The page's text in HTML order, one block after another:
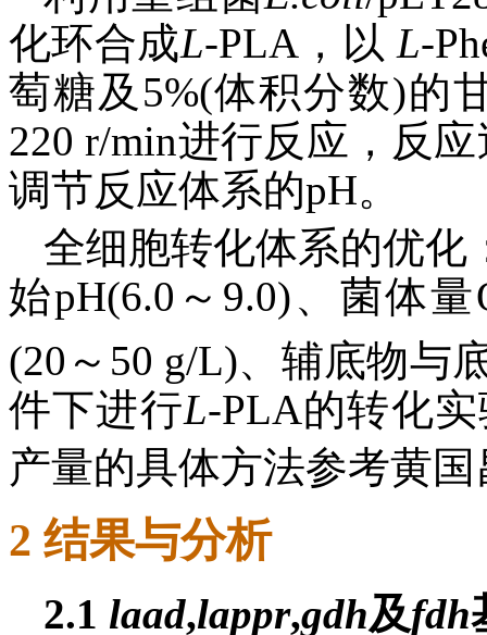
化环合成L-PLA，以 L-
萄糖及5%(体积分数)的
220 r/min进行反应，反
调节反应体系的pH。
全细胞转化体系的优
始pH(6.0～9.0)、菌体量
(20～50 g/L)、辅底物与
件下进行L-PLA的转化
产量的具体方法参考黄国
2 结果与分析
2.1 laad,lappr,gdh及fdh